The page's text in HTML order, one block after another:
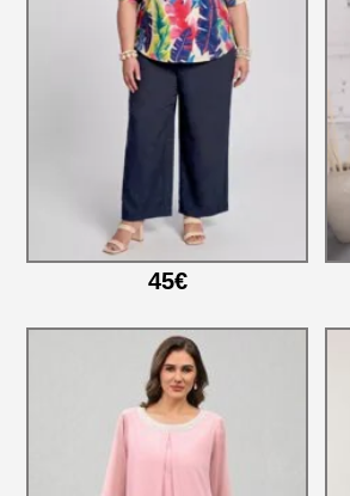
45€